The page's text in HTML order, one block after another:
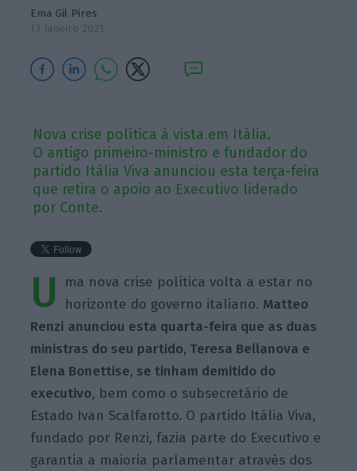
Ema Gil Pires
13 Janeiro 2021
Nova crise política à vista em Itália.
O antigo primeiro-ministro e fundador do
partido Itália Viva anunciou esta terça-feira
que retira o apoio ao Executivo liderado
por Conte.
U
ma nova crise política volta a estar no
horizonte do governo italiano. Matteo
Renzi anunciou esta quarta-feira que as duas
ministras do seu partido, Teresa Bellanova e
Elena Bonettise, se tinham demitido do
executivo, bem como o subsecretário de
Estado Ivan Scalfarotto. O partido Itália Viva,
fundado por Renzi, fazia parte do Executivo e
garantia a maioria parlamentar através dos